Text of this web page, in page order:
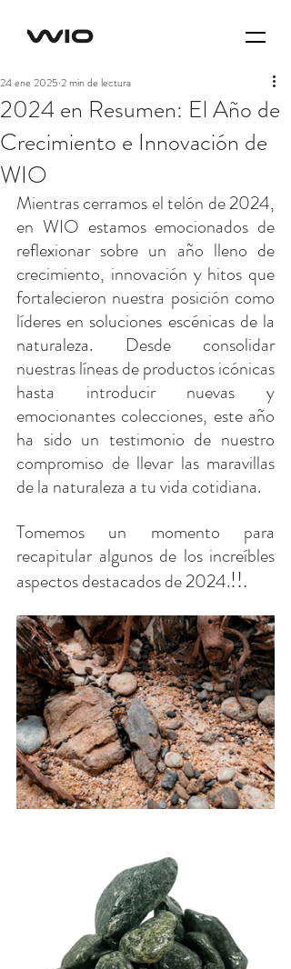
2024 en Resumen: El Año de
Crecimiento e Innovación de
WIO
24 ene 2025 2 min de lectura
Mientras cerramos el telón de 2024,
en WIO estamos emocionados de
reflexionar sobre un año lleno de
crecimiento, innovación y hitos que
fortalecieron nuestra posición como
líderes en soluciones escénicas de la
naturaleza. Desde consolidar
nuestras líneas de productos icónicas
hasta introducir nuevas y
emocionantes colecciones, este año
ha sido un testimonio de nuestro
compromiso de llevar las maravillas
de la naturaleza a tu vida cotidiana.
Tomemos un momento para
recapitular algunos de los increíbles
aspectos destacados de 2024.!!.